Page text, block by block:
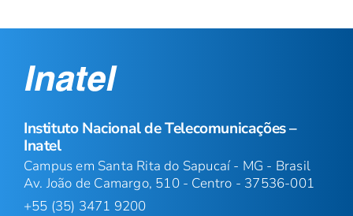
Instituto Nacional de Telecomunicações –
Inatel
Campus em Santa Rita do Sapucaí - MG - Brasil
Av. João de Camargo, 510 - Centro - 37536-001
+55 (35) 3471 9200